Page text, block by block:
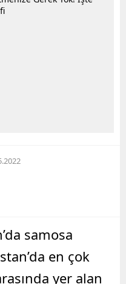
samosa
en çok
yer alan